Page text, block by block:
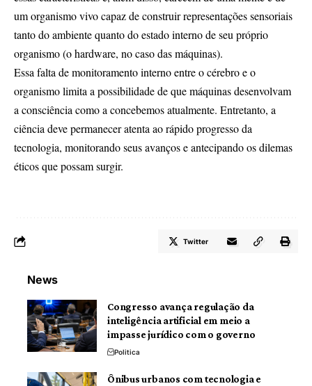
um organismo vivo capaz de construir representações sensoriais
tanto do ambiente quanto do estado interno de seu próprio
organismo (o hardware, no caso das máquinas).
Essa falta de monitoramento interno entre o cérebro e o
organismo limita a possibilidade de que máquinas desenvolvam
a consciência como a concebemos atualmente. Entretanto, a
ciência deve permanecer atenta ao rápido progresso da
tecnologia, monitorando seus avanços e antecipando os dilemas
éticos que possam surgir.
Twitter
News
Congresso avança regulação da
inteligência artificial em meio a
impasse jurídico com o governo
Politica
Ônibus urbanos com tecnologia e